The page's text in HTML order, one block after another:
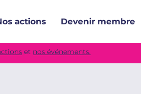
actions Devenir membre
et nos événements.